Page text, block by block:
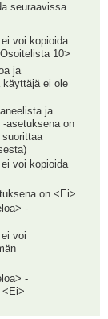
seuraavissa
voi kopioida
10>
ja
käyttäjä ei ole
ja
asetuksena on
voi kopioida
on <Ei>
-
voi
-
<Ei>